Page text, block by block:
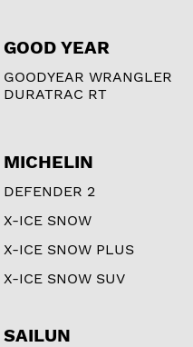
GOOD YEAR
GOODYEAR WRANGLER
DURATRAC RT
MICHELIN
DEFENDER 2
X-ICE SNOW
X-ICE SNOW PLUS
X-ICE SNOW SUV
SAILUN